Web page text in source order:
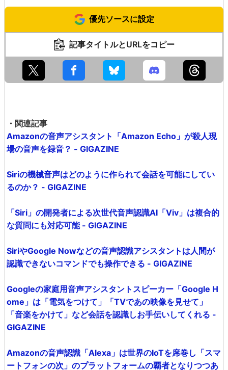
優先ソースに設定
記事タイトルとURLをコピー
・関連記事
Amazonの音声アシスタント「Amazon Echo」が殺人現
場の音声を録音？ - GIGAZINE
Siriの機械音声はどのように作られて会話を可能にしてい
るのか？ - GIGAZINE
「Siri」の開発者による次世代音声認識AI「Viv」は複合的
な質問にも対応可能 - GIGAZINE
SiriやGoogle Nowなどの音声認識アシスタントは人間が
認識できないコマンドでも操作できる - GIGAZINE
Googleの家庭用音声アシスタントスピーカー「Google H
ome」は「電気をつけて」「TVであの映像を見せて」
「音楽をかけて」など会話を認識しお手伝いしてくれる -
GIGAZINE
Amazonの音声認識「Alexa」は世界のIoTを席巻し「スマ
ートフォンの次」のプラットフォームの覇者となりつつあ